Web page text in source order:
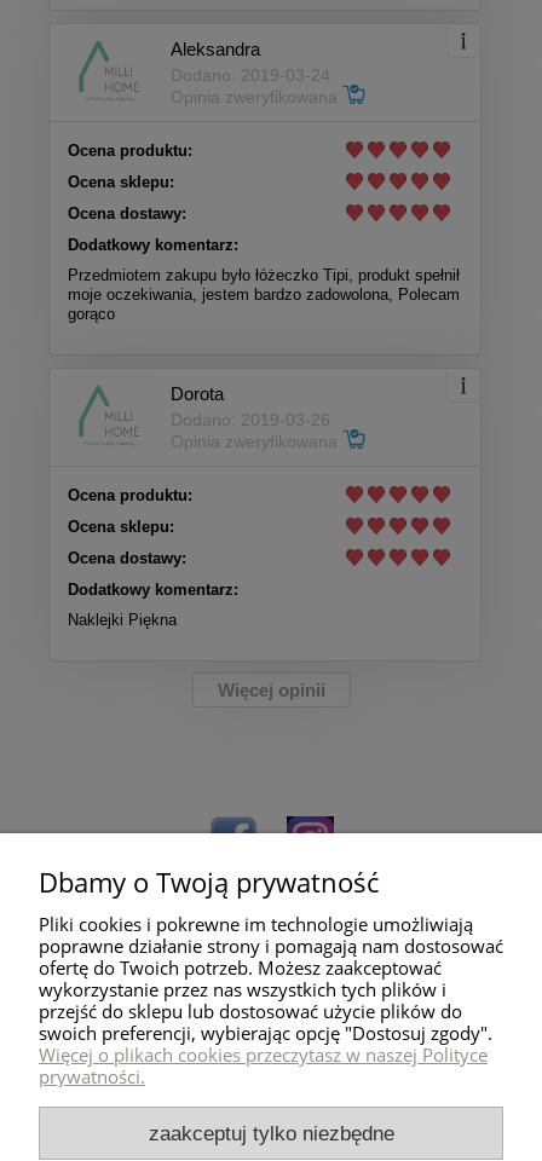
Aleksandra
Dodano: 2019-03-24
Opinia zweryfikowana
Ocena produktu:
Ocena sklepu:
Ocena dostawy:
Dodatkowy komentarz:
Przedmiotem zakupu było łóżeczko Tipi, produkt spełnił
moje oczekiwania, jestem bardzo zadowolona, Polecam
gorąco
Dorota
Dodano: 2019-03-26
Opinia zweryfikowana
Ocena produktu:
Ocena sklepu:
Ocena dostawy:
Dodatkowy komentarz:
Naklejki Piękna
Więcej opinii
Pomoc
Moje konto
Dbamy o Twoją prywatność
Pliki cookies i pokrewne im technologie umożliwiają
poprawne działanie strony i pomagają nam dostosować
ofertę do Twoich potrzeb. Możesz zaakceptować
wykorzystanie przez nas wszystkich tych plików i
przejść do sklepu lub dostosować użycie plików do
swoich preferencji, wybierając opcję "Dostosuj zgody".
Więcej o plikach cookies przeczytasz w naszej Polityce
prywatności.
zaakceptuj tylko niezbędne